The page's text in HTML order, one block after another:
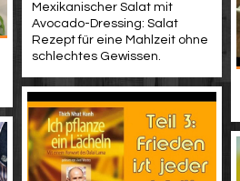
Mexikanischer Salat mit
Avocado-Dressing: Salat
Rezept für eine Mahlzeit ohne
schlechtes Gewissen.